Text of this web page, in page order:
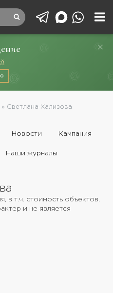
» Светлана Хализова
Новости Кампания
Наши журналы
в т.ч. стоимость объектов,
и не является